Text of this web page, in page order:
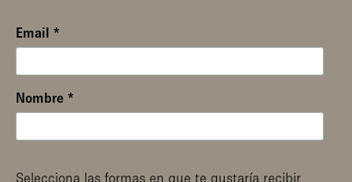
Email *
Nombre *
Selecciona las formas en que te gustaría recibir